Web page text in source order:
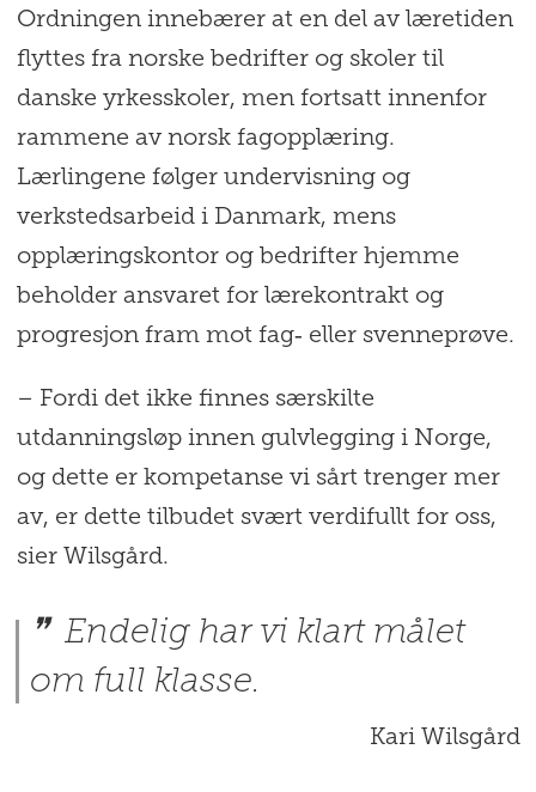
Ordningen innebærer at en del av læretiden
flyttes fra norske bedrifter og skoler til
danske yrkesskoler, men fortsatt innenfor
rammene av norsk fagopplæring.
Lærlingene følger undervisning og
verkstedsarbeid i Danmark, mens
opplæringskontor og bedrifter hjemme
beholder ansvaret for lærekontrakt og
progresjon fram mot fag‑ eller svenneprøve.
– Fordi det ikke finnes særskilte
utdanningsløp innen gulvlegging i Norge,
og dette er kompetanse vi sårt trenger mer
av, er dette tilbudet svært verdifullt for oss,
sier Wilsgård.
Endelig har vi klart målet
om full klasse.
Kari Wilsgård